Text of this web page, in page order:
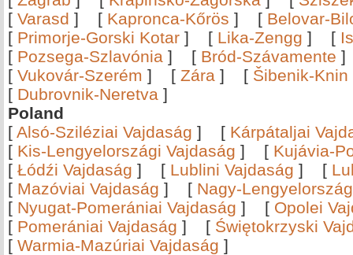
[ Varasd ] [ Kapronca-Kőrös ] [ Belovar-
[ Primorje-Gorski Kotar ] [ Lika-Zengg ] [
[ Pozsega-Szlavónia ] [ Bród-Szávamente
[ Vukovár-Szerém ] [ Zára ] [ Šibenik-Knin
[ Dubrovnik-Neretva ]
Poland
[ Alsó-Sziléziai Vajdaság ] [ Kárpátaljai
[ Kis-Lengyelországi Vajdaság ] [ Kujávia-
[ Łódźi Vajdaság ] [ Lublini Vajdaság ] [
[ Mazóviai Vajdaság ] [ Nagy-
[ Nyugat-Pomerániai Vajdaság ] [ Opolei
[ Pomerániai Vajdaság ] [ Świętokrzyski
[ Warmia-Mazúriai Vajdaság ]